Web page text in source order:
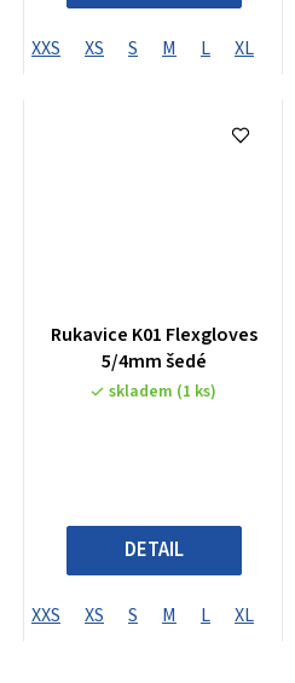
XXS XS S M L XL
Rukavice K01 Flexgloves
5/4mm šedé
skladem (1 ks)
DETAIL
XXS XS S M L XL